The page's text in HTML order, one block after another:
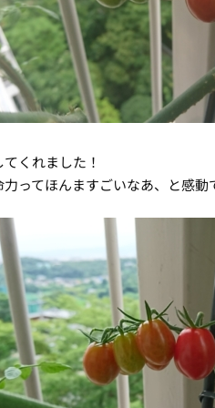
くれました！
力ってほんますごいなあ、と感動